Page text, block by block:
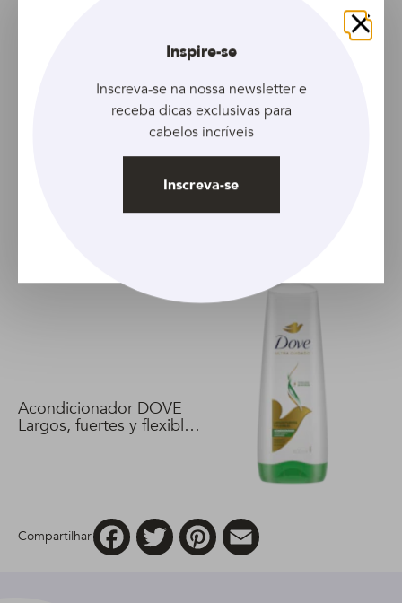
E como a hidratação é um dos passos fundamentais para
prevenir o surgimento dos fios brancos, aposte na
Máscara TRESemmé Hidratação Profunda
Acondicionador DOVE
Largos, fuertes y flexibles
Compartilhar
FacebookTwitter Pinterest
Fechar
Inspire-se
Inscreva-se na nossa newsletter e
receba dicas exclusivas para
cabelos incríveis
Inscreva-se